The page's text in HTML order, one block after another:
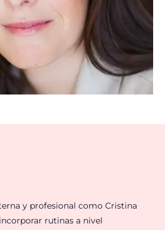
y profesional como Cristina
rutinas a nivel